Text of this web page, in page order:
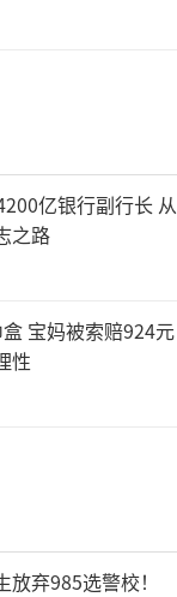
亿银行副行长 从
之路
宝妈被索赔924元
性
弃985选警校！